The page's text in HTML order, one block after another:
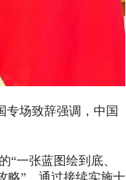
专场致辞强调，中国
“一张蓝图绘到底、
略”。通过接续实施十